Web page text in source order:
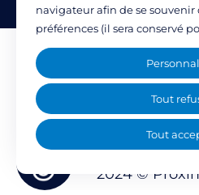
Mentions légales
Politique de
Accessibilité :
(77%)
2024 ©
navigateur afin de se souvenir
préférences (il sera conservé
Tout
Tout